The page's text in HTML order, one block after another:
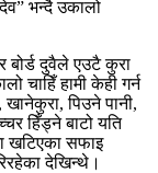
भन्दै उकालो
बोर्ड दुवैले एउटै कुरा
चाहिँ हामी केही गर्न
पिउने पानी,
हिँड्ने बाटो यति
खटिएका सफाइ
देखिन्थे।